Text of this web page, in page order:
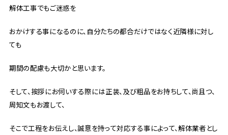
解体工事でもご迷惑を
おかけする事になるのに、自分たちの都合だけではなく近隣様に対し
ても
期間の配慮も大切かと思います。
そして、挨拶にお伺いする際には正装、及び粗品をお持ちして、尚且つ、
周知文もお渡して、
そこで工程をお伝えし、誠意を持って対応する事によって、解体業者とし